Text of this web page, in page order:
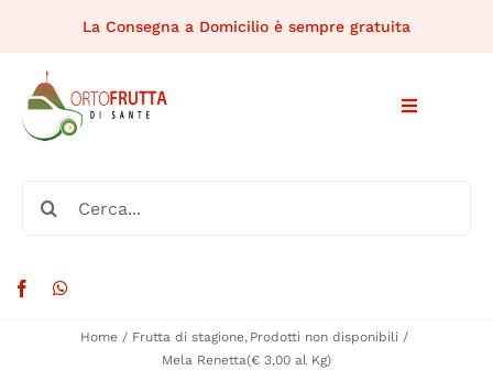
contenuto
La Consegna a Domicilio è sempre gratuita
Toggle
Home Frutta di stagione Prodotti non disponibili
Mela Renetta(€ 3,00 al Kg)